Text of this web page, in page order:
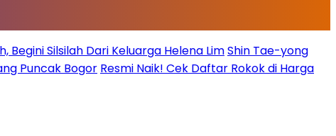
Silsilah Dari Keluarga Helena LimShin Tae-yong
Puncak Bogor Resmi Naik! Cek Daftar Rokok di Harga